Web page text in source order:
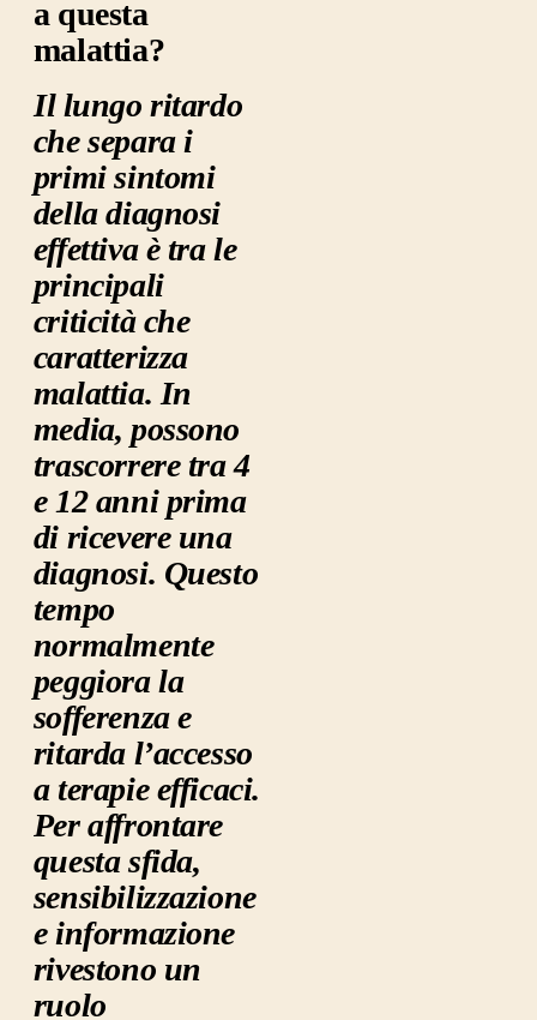
a questa
malattia?
Il lungo ritardo
che separa i
primi sintomi
della diagnosi
effettiva è tra le
principali
criticità che
caratterizza
malattia. In
media, possono
trascorrere tra 4
e 12 anni prima
di ricevere una
diagnosi. Questo
tempo
normalmente
peggiora la
sofferenza e
ritarda l’accesso
a terapie efficaci.
Per affrontare
questa sfida,
sensibilizzazione
e informazione
rivestono un
ruolo